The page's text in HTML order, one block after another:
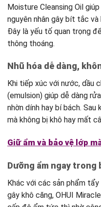
Moisture Cleansing Oil
nguyên nhân gây bít tắc và
Đây là yếu tố quan trọng
thông thoáng.
Nhũ hóa dễ dàng,
Khi tiếp xúc với nước, dầu
(emulsion) giúp dễ dàng
nhờn dính hay bí bách.
mà không bị khô hay mất
Giữ ẩm và bảo vệ lớp
Dưỡng ẩm ngay trong
Khác với các sản phẩm
gây khô căng, OHUI